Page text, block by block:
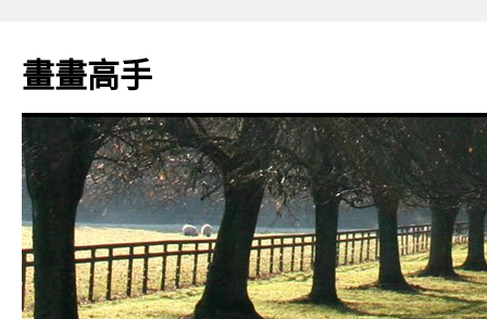
主
要
畫畫高手